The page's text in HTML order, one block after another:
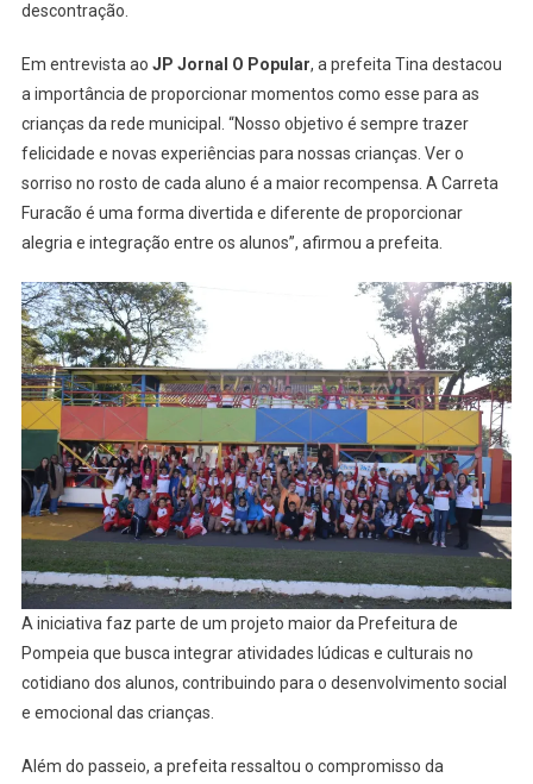
descontração.
Em entrevista ao JP Jornal O Popular, a prefeita Tina destacou
a importância de proporcionar momentos como esse para as
crianças da rede municipal. “Nosso objetivo é sempre trazer
felicidade e novas experiências para nossas crianças. Ver o
sorriso no rosto de cada aluno é a maior recompensa. A Carreta
Furacão é uma forma divertida e diferente de proporcionar
alegria e integração entre os alunos”, afirmou a prefeita.
A iniciativa faz parte de um projeto maior da Prefeitura de
Pompeia que busca integrar atividades lúdicas e culturais no
cotidiano dos alunos, contribuindo para o desenvolvimento social
e emocional das crianças.
Além do passeio, a prefeita ressaltou o compromisso da